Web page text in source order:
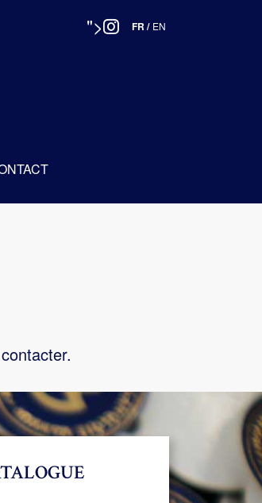
"> FR / EN